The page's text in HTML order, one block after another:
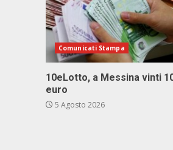
Comunicati Stampa
10eLotto, a Messina vinti
euro
5 Agosto 2026